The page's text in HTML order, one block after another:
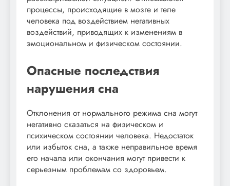
процессы, происходящие в мозге и теле
человека под воздействием негативных
воздействий, приводящих к изменениям в
эмоциональном и физическом состоянии.
Опасные последствия
нарушения сна
Отклонения от нормального режима сна могут
негативно сказаться на физическом и
психическом состоянии человека. Недостаток
или избыток сна, а также неправильное время
его начала или окончания могут привести к
серьезным проблемам со здоровьем.